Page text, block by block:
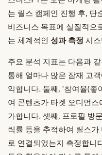
는 릴스 캠페인 진행 후, 단
비즈니스 목표에 실질적으
는 체계적인 성과 측정 시
주요 분석 지표는 다음과
통해 얼마나 많은 잠재 고
악합니다. 둘째, '참여율(좋
여 콘텐츠가 타겟 오디언
가합니다. 셋째, 프로필 방
릭률 등을 추적하여 릴스
로 연결되었는지 측정합니